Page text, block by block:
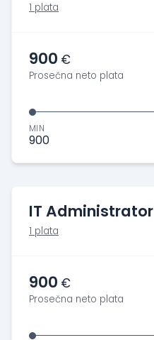
1 plata
900 €
Prosečna neto plata
MIN
900
IT Administrator
1 plata
900 €
Prosečna neto plata